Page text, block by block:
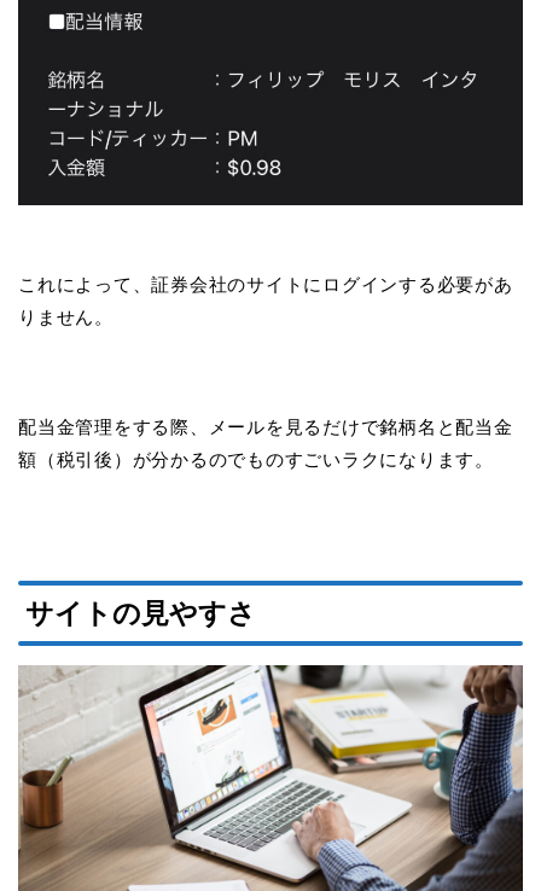
これによって、証券会社のサイトにログインする必要があ
りません。
配当金管理をする際、メールを見るだけで銘柄名と配当金
額（税引後）が分かるのでものすごいラクになります。
サイトの見やすさ